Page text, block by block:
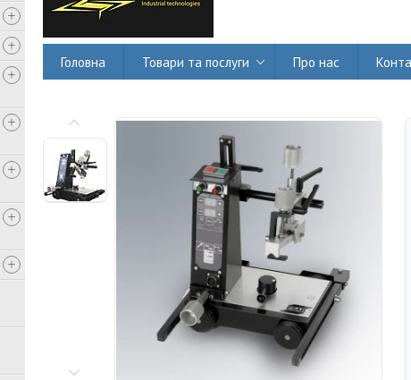
Головна Товари та послуги Про нас